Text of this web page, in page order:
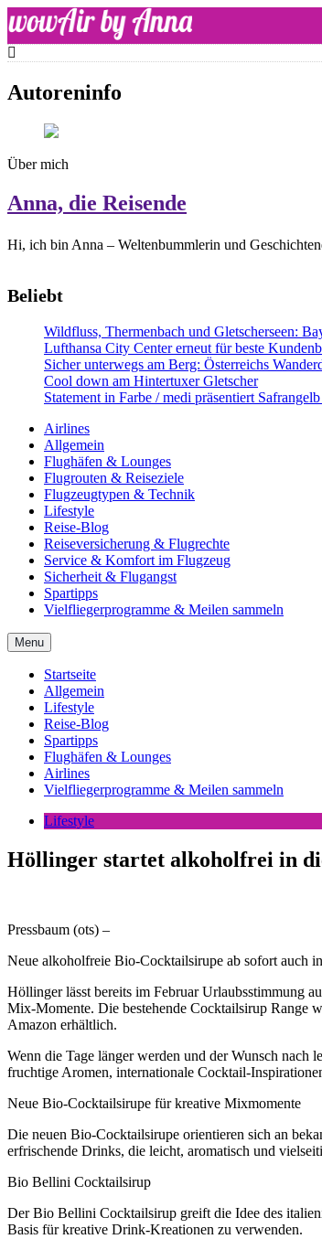
Skip
to
content
WOW-Air
Autoreninfo
Über mich
Anna, die Reisende
Hi, ich bin Anna – Weltenbummlerin und
Beliebt
Wildfluss, Thermenbach und Gletscherseen:
Lufthansa City Center erneut für beste
Sicher unterwegs am Berg: Österreichs
Cool down am Hintertuxer Gletscher
Statement in Farbe / medi präsentiert
Airlines
Allgemein
Flughäfen & Lounges
Flugrouten & Reiseziele
Flugzeugtypen & Technik
Lifestyle
Reise-Blog
Reiseversicherung & Flugrechte
Service & Komfort im Flugzeug
Sicherheit & Flugangst
Spartipps
Vielfliegerprogramme & Meilen sammeln
Menu
Startseite
Allgemein
Lifestyle
Reise-Blog
Spartipps
Flughäfen & Lounges
Airlines
Vielfliegerprogramme & Meilen sammeln
Lifestyle
Höllinger startet alkoholfrei in
Pressbaum (ots) –
Neue alkoholfreie Bio-Cocktailsirupe ab sofort auch
Höllinger lässt bereits im Februar Urlaubsstimmung
Mix-Momente. Die bestehende Cocktailsirup Range
Amazon erhältlich.
Wenn die Tage länger werden und der Wunsch
fruchtige Aromen, internationale Cocktail-
Neue Bio-Cocktailsirupe für kreative Mixmomente
Die neuen Bio-Cocktailsirupe orientieren sich an
erfrischende Drinks, die leicht, aromatisch und
Bio Bellini Cocktailsirup
Der Bio Bellini Cocktailsirup greift die Idee des
Basis für kreative Drink-Kreationen zu verwenden.